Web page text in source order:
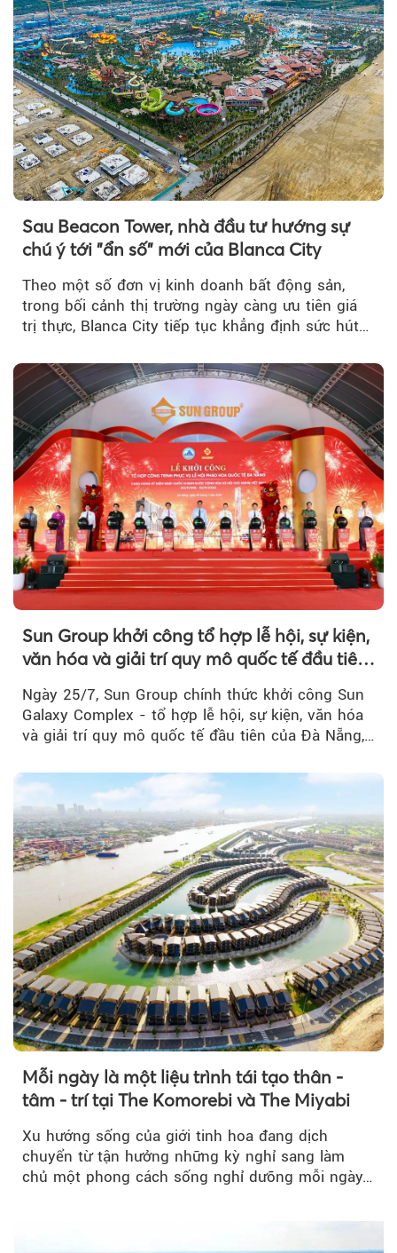
Sau Beacon Tower, nhà đầu tư hướng sự
chú ý tới "ẩn số" mới của Blanca City
Theo một số đơn vị kinh doanh bất động sản,
trong bối cảnh thị trường ngày càng ưu tiên giá
trị thực, Blanca City tiếp tục khẳng định sức hút
Sun Group khởi công tổ hợp lễ hội, sự kiện,
văn hóa và giải trí quy mô quốc tế đầu tiên
Ngày 25/7, Sun Group chính thức khởi công Sun
Galaxy Complex - tổ hợp lễ hội, sự kiện, văn hóa
và giải trí quy mô quốc tế đầu tiên của Đà Nẵng,…
Mỗi ngày là một liệu trình tái tạo thân -
tâm - trí tại The Komorebi và The Miyabi
Xu hướng sống của giới tinh hoa đang dịch
chuyển từ tận hưởng những kỳ nghỉ sang làm
chủ một phong cách sống nghỉ dưỡng mỗi ngày…